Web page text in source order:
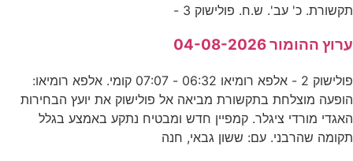
תקשורת. כ' עב'. ש.ח. פולישוק 3 -
ערוץ ההומור 04-08-2026
פולישוק 2 - אלפא רומיאו 06:32 - 07:07 קומי. אלפא רומיאו:
הופעה מוצלחת בתקשורת מביאה אל פולישוק את יועץ הבחירות
האגדי מורדי ציגלר. קמפיין חדש ומבטיח נתקע באמצע בגלל
תקומה שהרבני. עם: ששון גבאי, חנה